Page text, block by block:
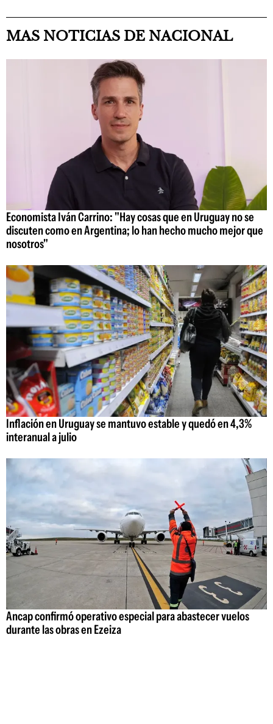
MAS NOTICIAS DE NACIONAL
Economista Iván Carrino: "Hay cosas que en Uruguay no se
discuten como en Argentina; lo han hecho mucho mejor que
nosotros"
Inflación en Uruguay se mantuvo estable y quedó en 4,3%
interanual a julio
Ancap confirmó operativo especial para abastecer vuelos
durante las obras en Ezeiza